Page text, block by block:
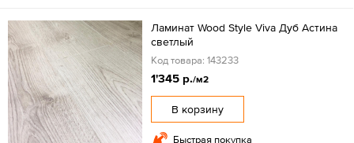
Ламинат Wood Style Viva Дуб Астина
светлый
Код товара: 143233
1'345 р./м2
В корзину
Быстрая покупка